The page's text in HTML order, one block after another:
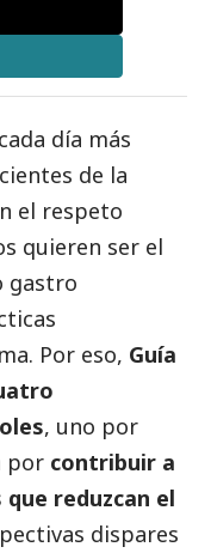
día más
de la
el respeto
quieren ser el
gastro
Por eso, Guía
, uno por
por contribuir a
reduzcan el
dispares